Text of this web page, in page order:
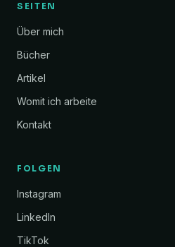
SEITEN
Über mich
Bücher
Artikel
Womit ich arbeite
Kontakt
FOLGEN
Instagram
LinkedIn
TikTok